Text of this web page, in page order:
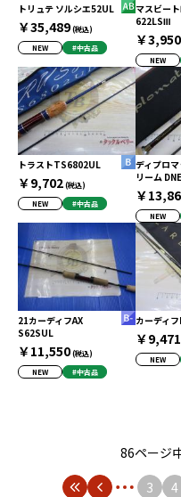
トリュテ ソルシエ52UL
￥35,489(税込)
NEW
#中古品
マスビー
622LSⅢ
￥3,950
NEW
トラストTS6802UL
￥9,702(税込)
NEW
#中古品
ディプロ
リーム
￥
NEW
21カーディフAX
S62SUL
￥11,550(税込)
NEW
#中古品
カーディ
￥9,471
NEW
86ページ
3
4